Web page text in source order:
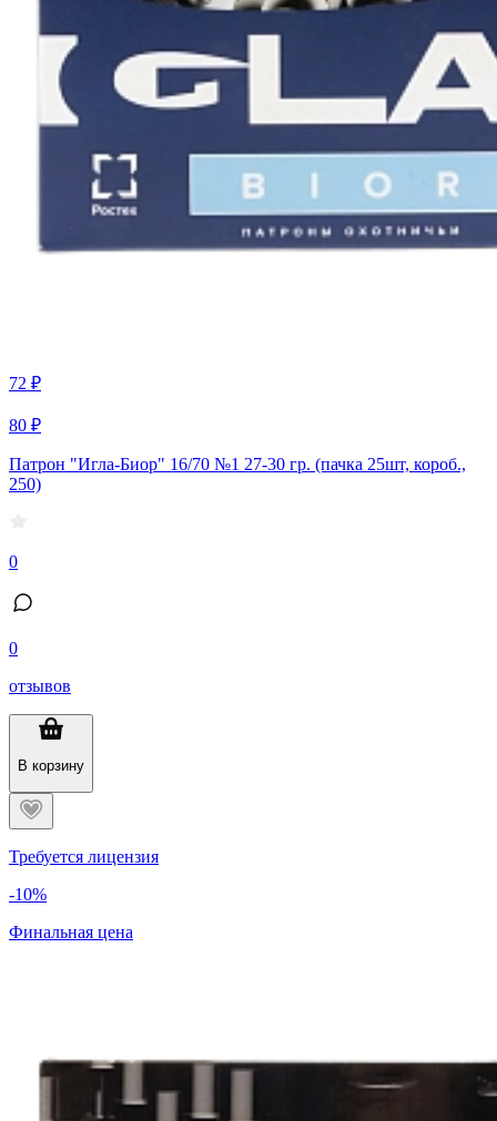
72 ₽
80 ₽
Патрон "Игла-Биор" 16/70 №1 27-30 гр. (пачка 25шт, короб.,
250)
0
0
отзывов
В корзину
Требуется лицензия
-10%
Финальная цена